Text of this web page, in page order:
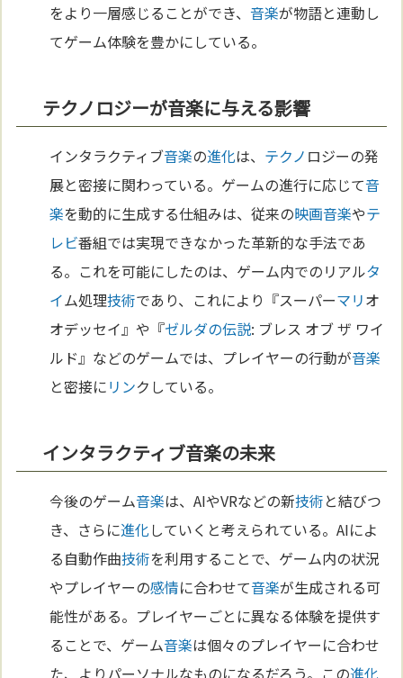
をより一層感じることができ、音楽が物語と連動し
てゲーム体験を豊かにしている。
テクノロジーが音楽に与える影響
インタラクティブ音楽の進化は、 テクノ ロジーの発
展と密接に関わっている。ゲームの進行に応じて音
楽を動的に生成する仕組みは、従来の映画音楽やテ
レビ番組では実現できなかった革新的な手法であ
る。これを可能にしたのは、ゲーム内でのリアルタ
イム処理技術であり、これにより『スーパーマリオ
オデッセイ』や『ゼルダの伝説: ブレス オブ ザ ワイ
ルド』などのゲームでは、プレイヤーの行動が音楽
と密接にリンクしている。
インタラクティブ音楽の未来
今後のゲーム音楽は、AIやVRなどの新技術と結びつ
き、さらに進化していくと考えられている。AIによ
る自動作曲技術を利用することで、ゲーム内の状況
やプレイヤーの感情に合わせて音楽が生成される可
能性がある。プレイヤーごとに異なる体験を提供す
ることで、ゲーム音楽は個々のプレイヤーに合わせ
た、よりパーソナルなものになるだろう。この進化